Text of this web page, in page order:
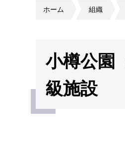
ホーム 組織
小樽公園
級施設